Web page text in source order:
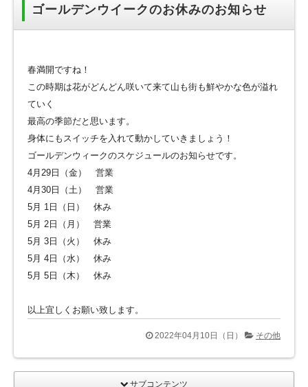
ゴールデンウイークのお休みのお知らせ
春満開ですね！
この時期は花がどんどん咲いて来て山も街も鮮やかな色が溢れ
ていく
最高の季節だと思います。
身体にもスイッチを入れて動かしていきましょう！
ゴールデンウィークのスケジュールのお知らせです。
4月29日（金） 営業
4月30日（土） 営業
5月 1日（日） 休み
5月 2日（月） 営業
5月 3日（火） 休み
5月 4日（水） 休み
5月 5日（木） 休み
以上宜しくお願い致します。
2022年04月10日（日） その他
サブコンテンツ